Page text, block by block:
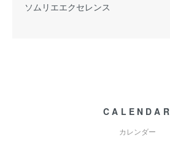
ソムリエエクセレンス
CALENDAR
カレンダー